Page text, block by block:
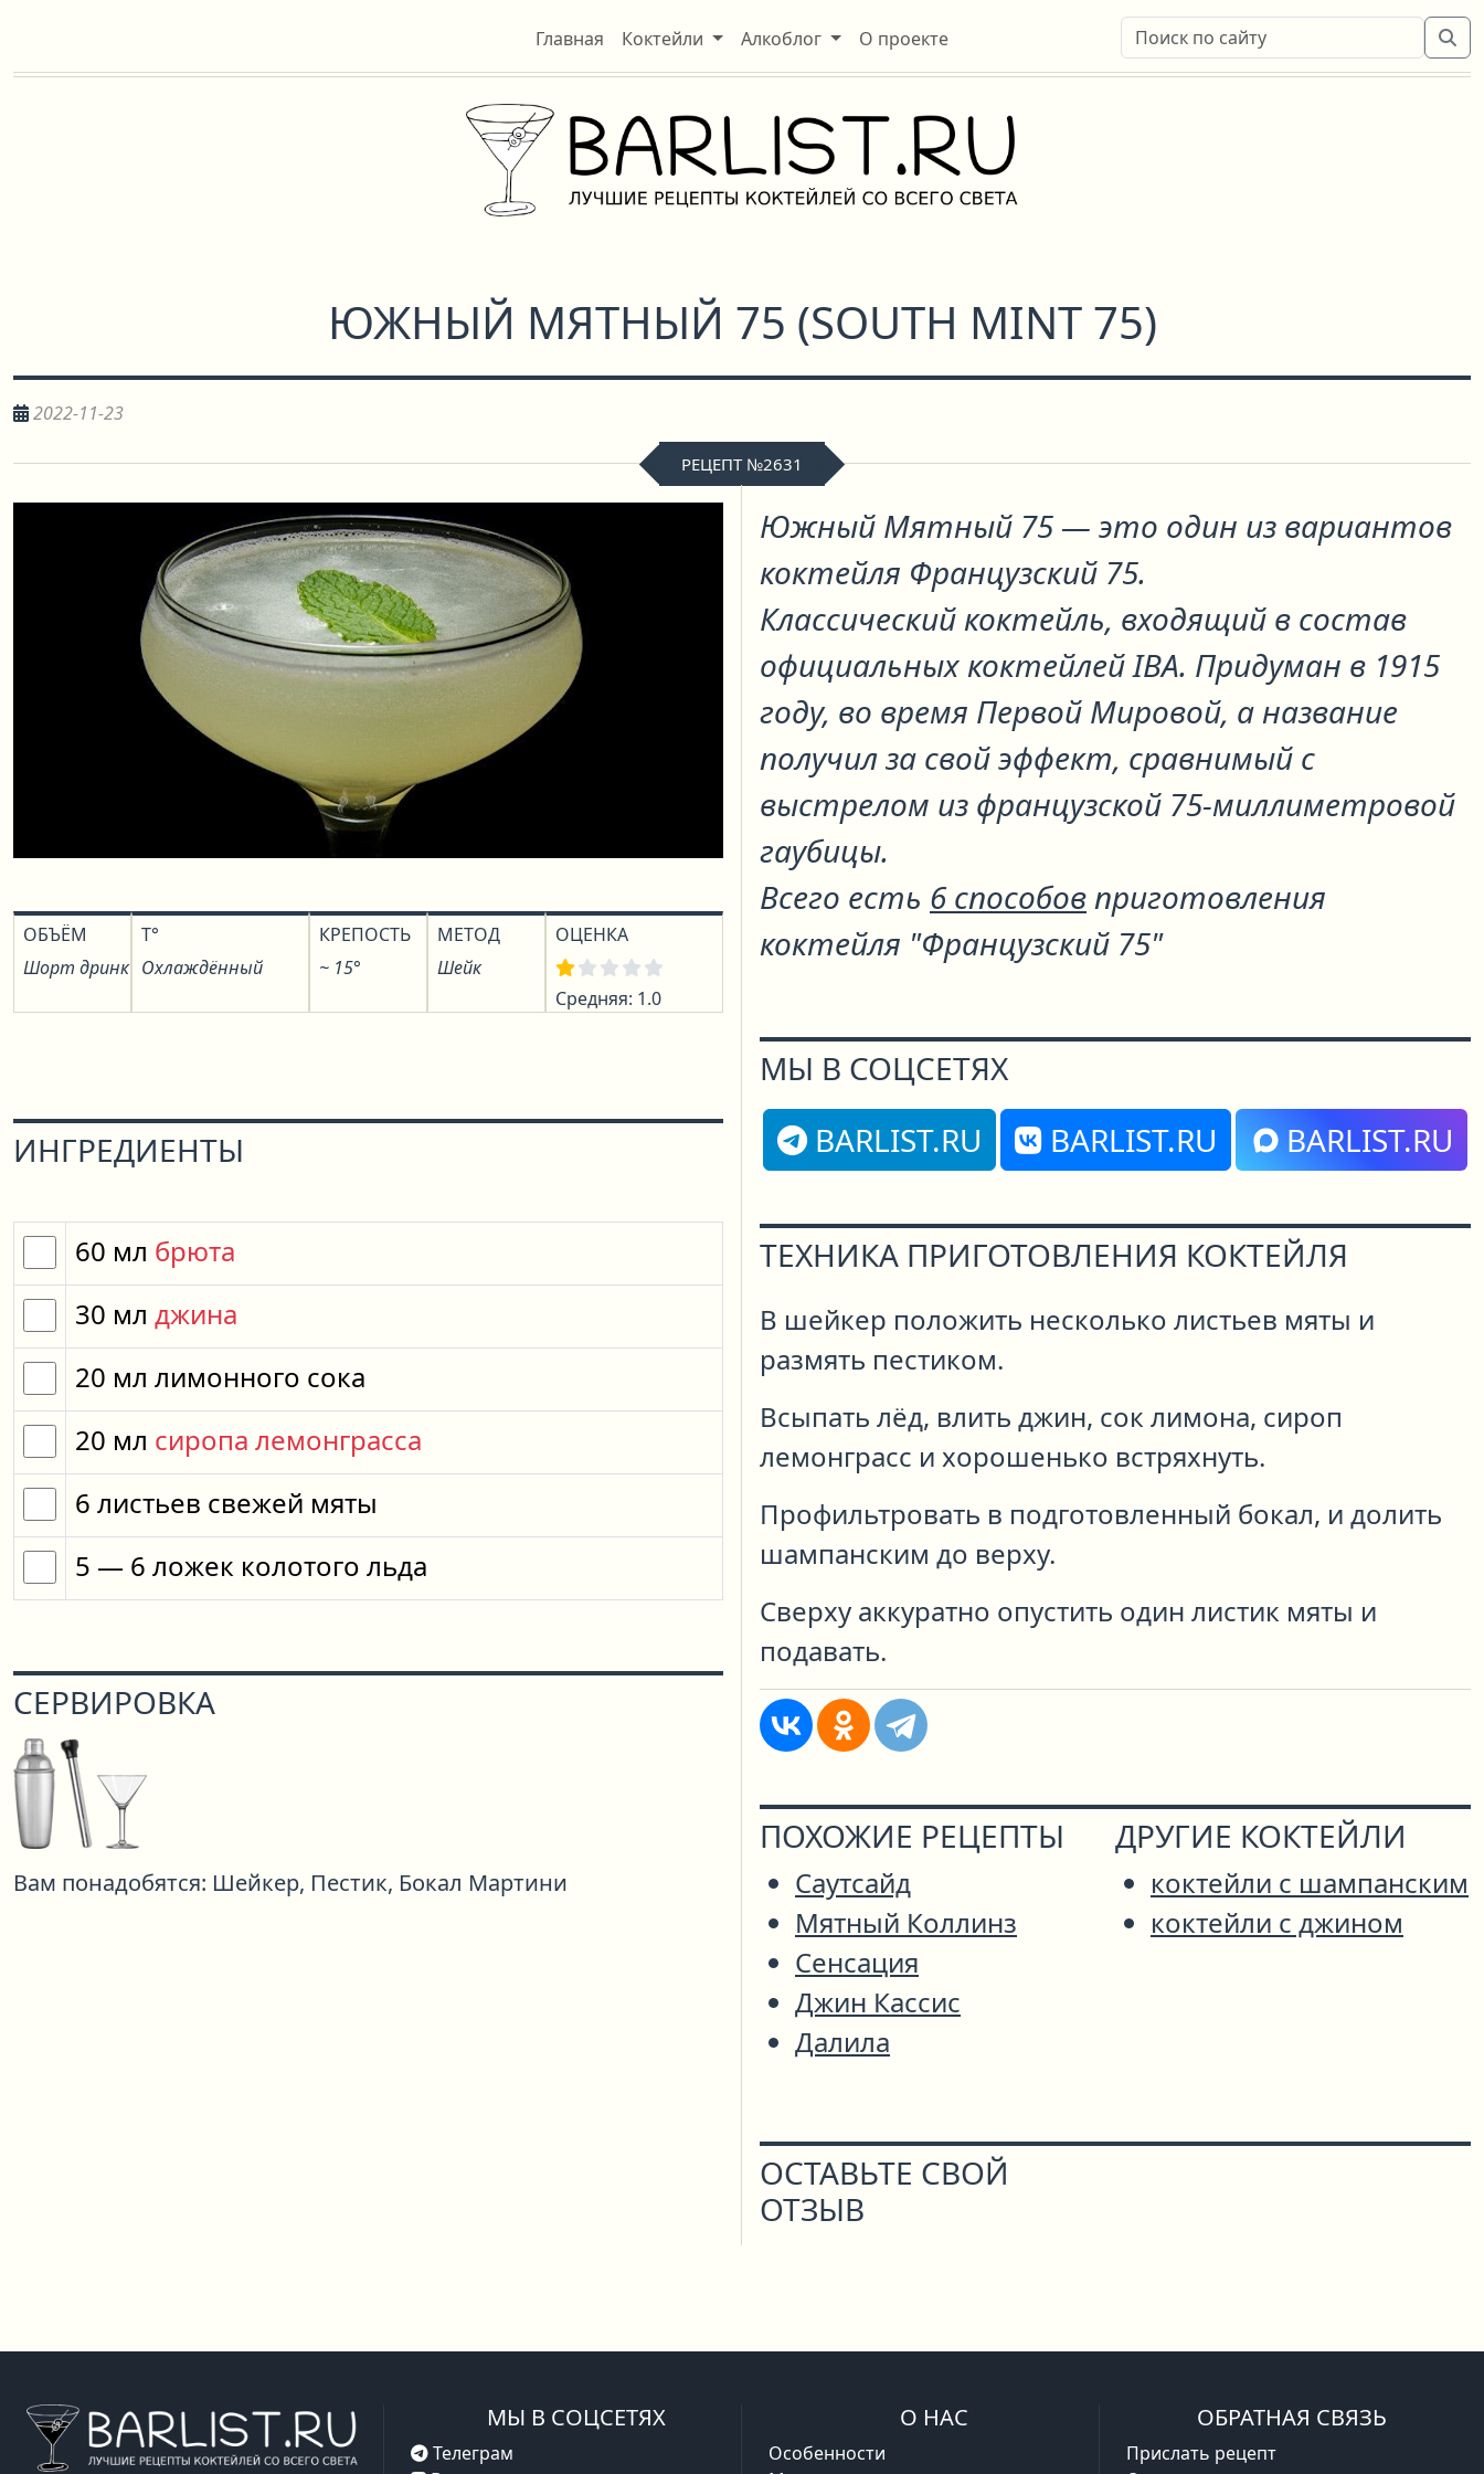
Главная Коктейли Алкоблог О проекте
ЮЖНЫЙ МЯТНЫЙ 75 (SOUTH MINT 75)
2022-11-23
РЕЦЕПТ №2631
ОБЪЁМ
Шорт дринк
T°
Охлаждённый
КРЕПОСТЬ
~ 15°
МЕТОД
Шейк
ОЦЕНКА
Средняя: 1.0
ИНГРЕДИЕНТЫ
60 мл брюта
30 мл джина
20 мл лимонного сока
20 мл сиропа лемонграсса
6 листьев свежей мяты
5 — 6 ложек колотого льда
СЕРВИРОВКА
Вам понадобятся: Шейкер, Пестик, Бокал Мартини
Южный Мятный 75— это один из вариантов
коктейля Французский 75.
Классический коктейль, входящий в состав
официальных коктейлей IBA. Придуман в 1915
году, во время Первой Мировой, а название
получил за свой эффект, сравнимый с
выстрелом из французской 75-миллиметровой
гаубицы.
Всего есть 6 способовприготовления
коктейля "Французский 75"
МЫ В СОЦСЕТЯХ
BARLIST.RU
BARLIST.RU BARLIST.RU
ТЕХНИКА ПРИГОТОВЛЕНИЯ КОКТЕЙЛЯ
В шейкер положить несколько листьев мяты и
размять пестиком.
Всыпать лёд, влить джин, сок лимона, сироп
лемонграсс и хорошенько встряхнуть.
Профильтровать в подготовленный бокал, и долить
шампанским до верху.
Сверху аккуратно опустить один листик мяты и
подавать.
ПОХОЖИЕ РЕЦЕПТЫ
Саутсайд
Мятный Коллинз
Сенсация
Джин Кассис
Далила
ДРУГИЕ КОКТЕЙЛИ
коктейли с шампанским
коктейли с джином
ОСТАВЬТЕ СВОЙ
ОТЗЫВ
МЫ В СОЦСЕТЯХ
Телеграм
О НАС
Особенности
ОБРАТНАЯ СВЯЗЬ
Прислать рецепт